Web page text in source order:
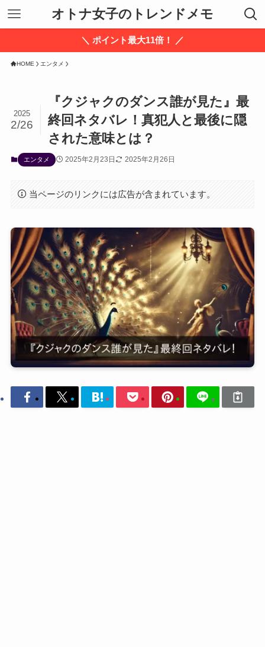
オトナ女子のトレンドメモ
＼ ポイント最大11倍！ ／
HOME エンタメ
『クジャクのダンス誰が見た』最
終回ネタバレ！真犯人と最後に隠
された意味とは？
2025
2/26
エンタメ 2025年2月23日 2025年2月26日
当ページのリンクには広告が含まれています。